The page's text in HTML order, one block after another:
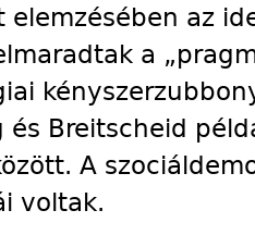
elemzésében az
a
Breitscheid
A
voltak.